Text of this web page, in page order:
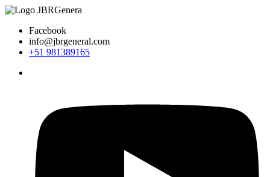
Ir
contenidoFacebook
info@jbrgeneral.com
+51 981389165